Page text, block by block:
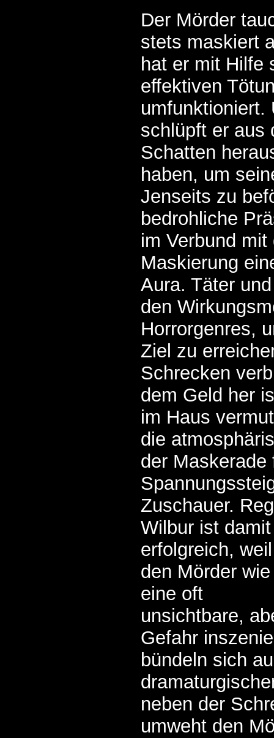
Der Mörder
stets maskiert
hat er mit Hilfe
effektiven
umfunktioniert.
schlüpft er aus
Schatten
haben, um
Jenseits zu
bedrohliche
im Verbund
Maskierung
Aura. Täter
den
Horrorgenres,
Ziel zu
Schrecken
dem Geld her
im Haus
die
der Maskerade
Zuschauer.
Wilbur ist damit
erfolgreich,
den Mörder wie
eine oft
unsichtbare,
Gefahr
bündeln sich
neben der
umweht den